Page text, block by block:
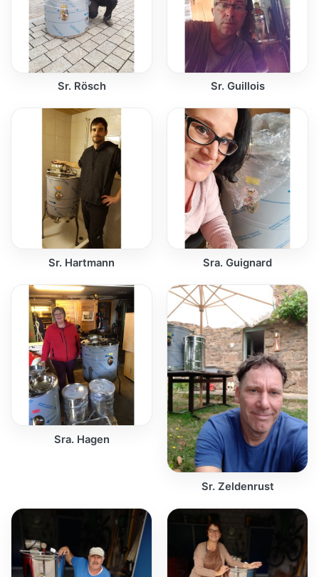
Sr. Rösch Sr. Guillois
Sr. Hartmann Sra. Guignard
Sra. Hagen
Sr. Zeldenrust